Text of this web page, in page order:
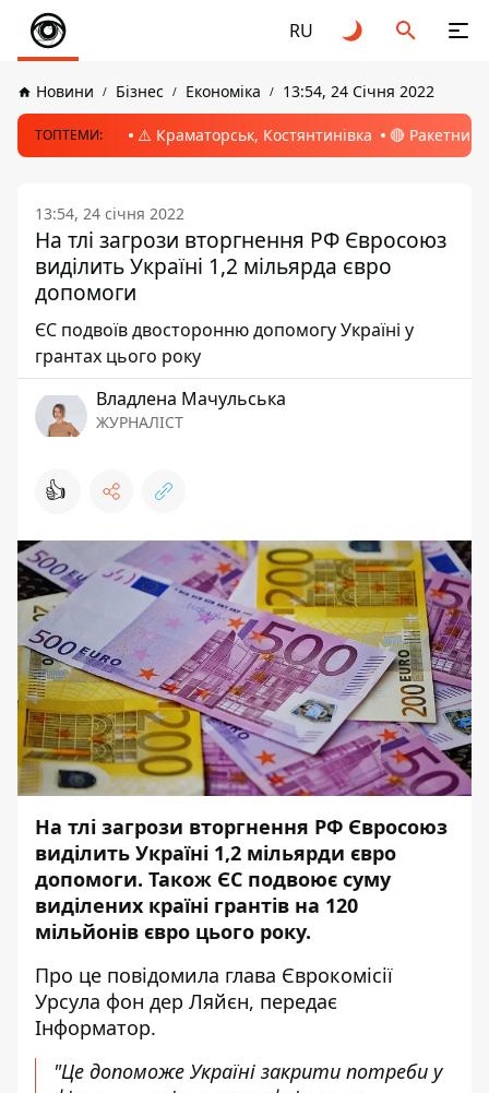
RU
Новини Бізнес Економіка 13:54, 24 Січня 2022
ТОПТЕМИ: ⚠️ Краматорськ, Костянтинівка 🔴 Ракетний
13:54, 24 січня 2022
На тлі загрози вторгнення РФ Євросоюз
виділить Україні 1,2 мільярда євро
допомоги
ЄС подвоїв двосторонню допомогу Україні у
грантах цього року
Владлена Мачульська
ЖУРНАЛІСТ
👍
На тлі загрози вторгнення РФ Євросоюз
виділить Україні 1,2 мільярди євро
допомоги. Також ЄС подвоює суму
виділених країні грантів на 120
мільйонів євро цього року.
Про це повідомила глава Єврокомісії
Урсула фон дер Ляйєн, передає
Інформатор.
"Це допоможе Україні закрити потреби у